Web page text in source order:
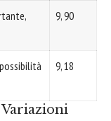
9, 90
9, 18